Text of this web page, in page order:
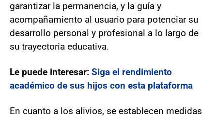
garantizar la permanencia, y la guía y
acompañamiento al usuario para potenciar su
desarrollo personal y profesional a lo largo de
su trayectoria educativa.
Le puede interesar: Siga el rendimiento
académico de sus hijos con esta plataforma
En cuanto a los alivios, se establecen medidas